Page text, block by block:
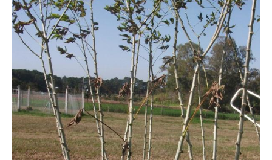
Controladoria-Geral da União
Ministério da Mulher, da Família e dos Direitos Humanos
Secretaria-Geral
Secretaria de Governo
Gabinete de Segurança Institucional